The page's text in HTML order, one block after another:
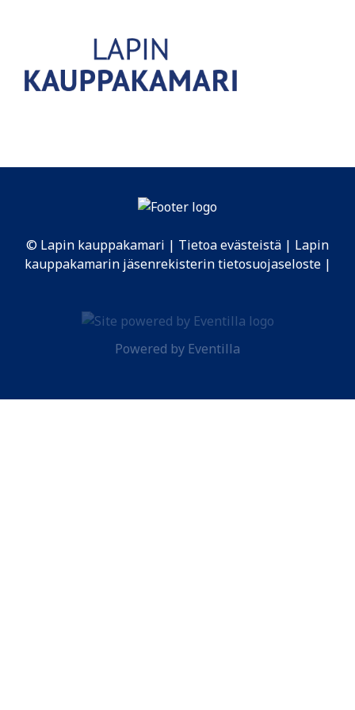
© Lapin kauppakamari | Tietoa evästeistä | Lapin
kauppakamarin jäsenrekisterin tietosuojaseloste |
Powered by Eventilla